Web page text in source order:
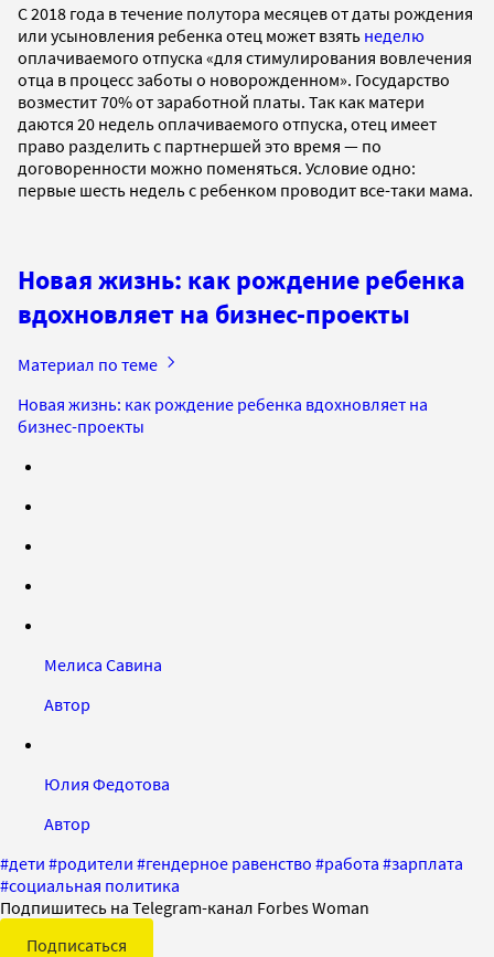
С 2018 года в течение полутора месяцев от даты рождения
или усыновления ребенка отец может взять неделю
оплачиваемого отпуска «для стимулирования вовлечения
отца в процесс заботы о новорожденном». Государство
возместит 70% от заработной платы. Так как матери
даются 20 недель оплачиваемого отпуска, отец имеет
право разделить с партнершей это время — по
договоренности можно поменяться. Условие одно:
первые шесть недель с ребенком проводит все-таки мама.
Новая жизнь: как рождение ребенка
вдохновляет на бизнес-проекты
Материал по теме
Новая жизнь: как рождение ребенка вдохновляет на
бизнес-проекты
Мелиса Савина
Автор
Юлия Федотова
Автор
#дети #родители #гендерное равенство #работа #зарплата
#социальная политика
Подпишитесь на Telegram-канал Forbes Woman
Подписаться